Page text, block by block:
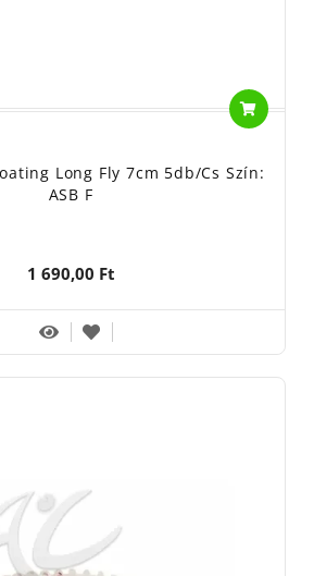
Long Fly 7cm 5db/cs Szín:
ASB F
1 690,00 Ft